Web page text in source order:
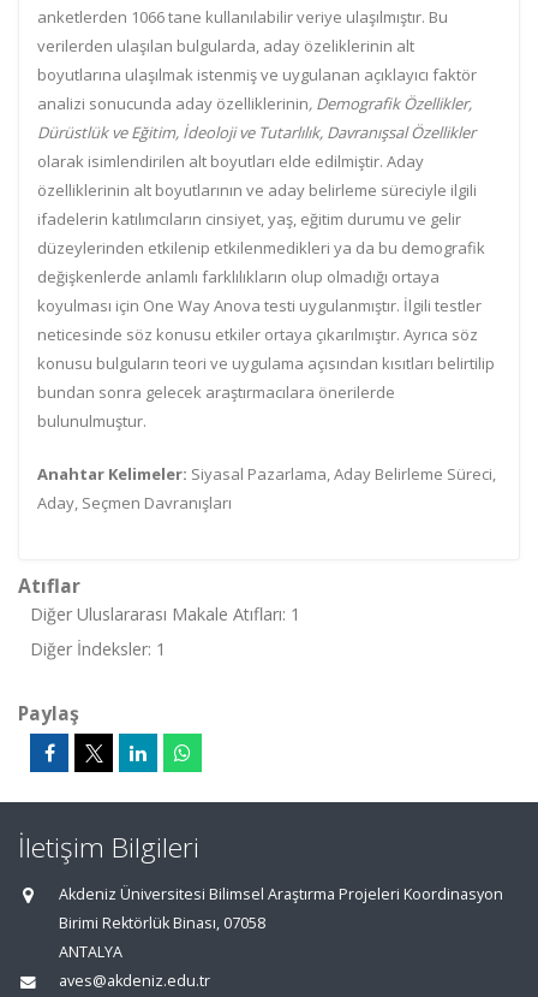
anketlerden 1066 tane kullanılabilir veriye ulaşılmıştır. Bu
verilerden ulaşılan bulgularda, aday özeliklerinin alt
boyutlarına ulaşılmak istenmiş ve uygulanan açıklayıcı faktör
analizi sonucunda aday özelliklerinin, Demografik Özellikler,
Dürüstlük ve Eğitim, İdeoloji ve Tutarlılık, Davranışsal Özellikler
olarak isimlendirilen alt boyutları elde edilmiştir. Aday
özelliklerinin alt boyutlarının ve aday belirleme süreciyle ilgili
ifadelerin katılımcıların cinsiyet, yaş, eğitim durumu ve gelir
düzeylerinden etkilenip etkilenmedikleri ya da bu demografik
değişkenlerde anlamlı farklılıkların olup olmadığı ortaya
koyulması için One Way Anova testi uygulanmıştır. İlgili testler
neticesinde söz konusu etkiler ortaya çıkarılmıştır. Ayrıca söz
konusu bulguların teori ve uygulama açısından kısıtları belirtilip
bundan sonra gelecek araştırmacılara önerilerde
bulunulmuştur.
Anahtar Kelimeler: Siyasal Pazarlama, Aday Belirleme Süreci,
Aday, Seçmen Davranışları
Atıflar
Diğer Uluslararası Makale Atıfları: 1
Diğer İndeksler: 1
Paylaş
İletişim Bilgileri
Akdeniz Üniversitesi Bilimsel Araştırma Projeleri Koordinasyon
Birimi Rektörlük Binası, 07058
ANTALYA
aves@akdeniz.edu.tr